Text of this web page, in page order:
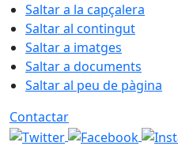
Saltar a la capçalera
Saltar al contingut
Saltar a imatges
Saltar a documents
Saltar al peu de pàgina
Contactar